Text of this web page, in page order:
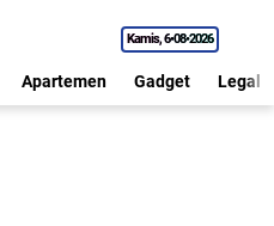
Kamis 6•08•2026
Apartemen Gadget Legal